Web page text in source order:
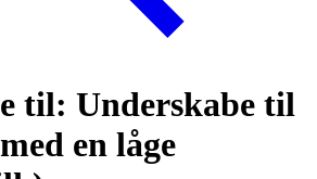
til: Underskabe til
en låge